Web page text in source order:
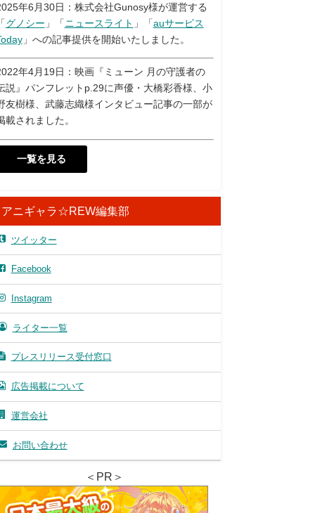
年6月30日：株式会社Gunosy様が運営する
グノシー 」「 ニュースライト 」「auサービス
」への記事提供を開始いたしました。
年4月19日：映画『ミューン 月の守護者の
説』パンフレットp.29に声優・大橋彩香様、小
友樹様、武藤志織様インタビュー記事の一部が
載されました。
一覧を見る
アニギャラ☆REW編集部
ツイッター
Facebook
Instagram
ライター一覧
プレスリリース受付窓口
広告掲載について
運営会社
お問い合わせ
＜PR＞